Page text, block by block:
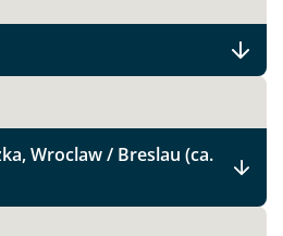
Wroclaw / Breslau (ca.